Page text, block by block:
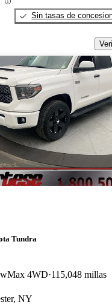
Sin tasas de
Tundra
4WD 115,048 millas
NY